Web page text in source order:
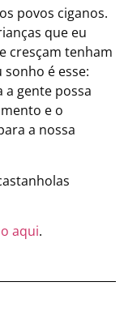
povos ciganos.
que eu
cresçam tenham
é esse:
a gente possa
e o
a nossa
aqui.